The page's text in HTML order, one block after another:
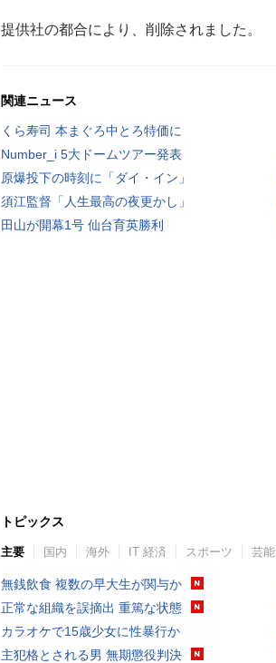
提供社の都合により、削除されました。
関連ニュース
くら寿司 本まぐろ中とろ特価に
Number_i 5大ドームツアー発表
原爆投下の時刻に「ダイ・イン」
須江監督「人生最高の夜更かし」
田山が開幕1号 仙台育英勝利
トピックス
主要 国内 海外 IT 経済 スポーツ 芸能
無銭飲食 複数の早大生が関与か
正常な組織を誤摘出 重篤な状態
カラオケで15歳少女に性暴行か
主犯格とされる男 無期懲役判決